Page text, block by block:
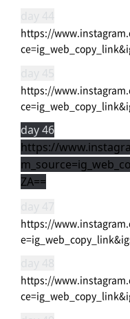
https://
https://
day 46
https://
ZA==
https://
https://